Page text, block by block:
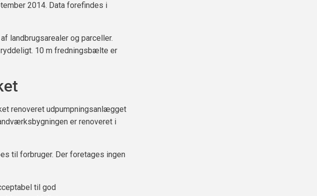
2014. Data forefindes i
landbrugsarealer og parceller.
10 m fredningsbælte er
renoveret udpumpningsanlægget
er renoveret i
til forbruger. Der foretages ingen
til god